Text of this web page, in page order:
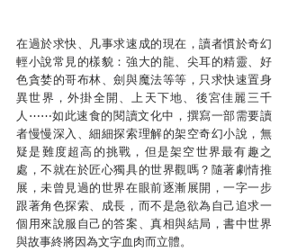
在過於求快、凡事求速成的現在，讀者慣於奇幻
輕小說常見的樣貌：強大的龍、尖耳的精靈、好
色貪婪的哥布林、劍與魔法等等，只求快速置身
異世界，外掛全開、上天下地、後宮佳麗三千
人⋯⋯如此速食的閱讀文化中，撰寫一部需要讀
者慢慢深入、細細探索理解的架空奇幻小說，無
疑是難度超高的挑戰，但是架空世界最有趣之
處，不就在於匠心獨具的世界觀嗎？隨著劇情推
展，未曾見過的世界在眼前逐漸展開，一字一步
跟著角色探索、成長，而不是急欲為自己追求一
個用來說服自己的答案、真相與結局，書中世界
與故事終將因為文字血肉而立體。